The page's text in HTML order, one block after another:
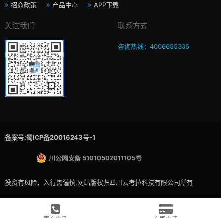
招商政策 产品中心 APP下载
关注我们 联系方式
咨询热线：4006655335
备案号:蜀ICP备20016243号-1
川公网安备 51010502011105号
投资有风险，入行需谨慎,网站版权归四川云考拉科技有限公司所有